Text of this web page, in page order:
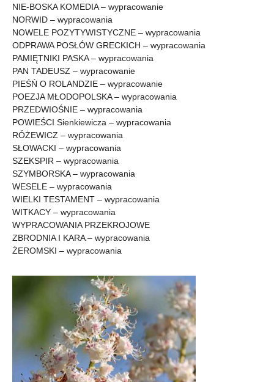
NIE-BOSKA KOMEDIA – wypracowanie
NORWID – wypracowania
NOWELE POZYTYWISTYCZNE – wypracowania
ODPRAWA POSŁÓW GRECKICH – wypracowania
PAMIĘTNIKI PASKA – wypracowania
PAN TADEUSZ – wypracowanie
PIEŚŃ O ROLANDZIE – wypracowanie
POEZJA MŁODOPOLSKA – wypracowania
PRZEDWIOŚNIE – wypracowania
POWIEŚCI Sienkiewicza – wypracowania
RÓŻEWICZ – wypracowania
SŁOWACKI – wypracowania
SZEKSPIR – wypracowania
SZYMBORSKA – wypracowania
WESELE – wypracowania
WIELKI TESTAMENT – wypracowania
WITKACY – wypracowania
WYPRACOWANIA PRZEKROJOWE
ZBRODNIA I KARA – wypracowania
ŻEROMSKI – wypracowania